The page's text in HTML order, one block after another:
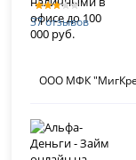
37 отзывов
ООО МФК